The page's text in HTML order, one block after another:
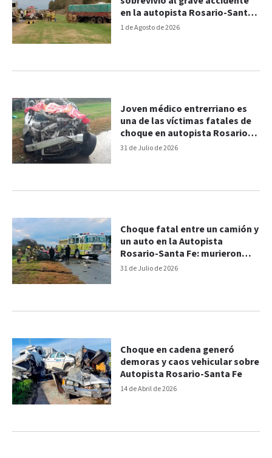
1 de Agosto de 2026
en la autopista Rosario-Santa
Fe fue dada de alta
31 de Julio de 2026
Joven médico entrerriano es
una de las víctimas fatales de
choque en autopista Rosario–
Santa Fe
31 de Julio de 2026
Choque fatal entre un camión y
un auto en la Autopista
Rosario-Santa Fe: murieron
dos personas
14 de Abril de 2026
Choque en cadena generó
demoras y caos vehicular sobre
Autopista Rosario-Santa Fe